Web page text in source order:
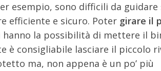
esempio, sono difficili da guidare
efficiente e sicuro. Poter girare il
la possibilità di mettere il
è consigliabile lasciare il piccolo
ma, non appena è un po’ più